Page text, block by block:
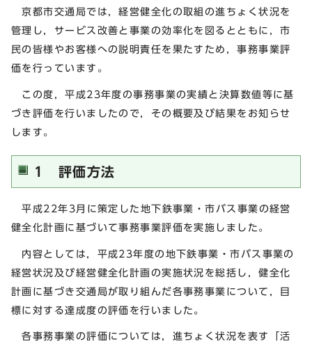
京都市交通局では，経営健全化の取組の進ちょく状況を
管理し，サービス改善と事業の効率化を図るとともに，市
民の皆様やお客様への説明責任を果たすため，事務事業評
価を行っています。
この度，平成23年度の事務事業の実績と決算数値等に基
づき評価を行いましたので，その概要及び結果をお知らせ
します。
1 評価方法
平成22年3月に策定した地下鉄事業・市バス事業の経営
健全化計画に基づいて事務事業評価を実施しました。
内容としては，平成23年度の地下鉄事業・市バス事業の
経営状況及び経営健全化計画の実施状況を総括し，健全化
計画に基づき交通局が取り組んだ各事務事業について，目
標に対する達成度の評価を行いました。
各事務事業の評価については，進ちょく状況を表す「活